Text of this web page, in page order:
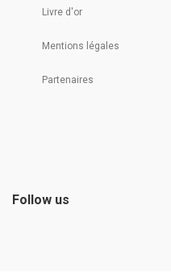
Livre d'or
Mentions légales
Partenaires
Follow us